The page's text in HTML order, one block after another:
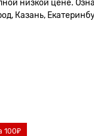
низкой цене.
Казань,
100₽